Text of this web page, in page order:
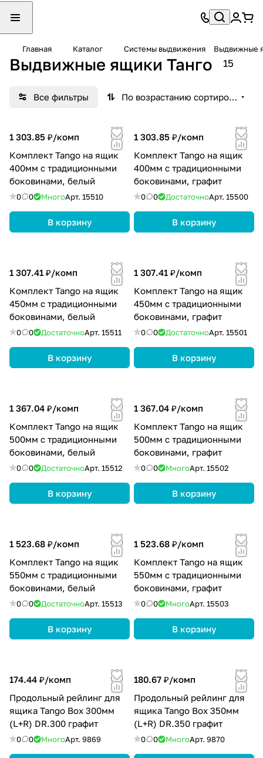
Главная Каталог Системы выдвижения Выдвижные
Выдвижные ящики Танго 15
Все фильтры
1 303.85 ₽/комп
Комплект Tango на ящик
400мм с традиционными
боковинами, белый
0 0 МногоАрт. 15510
В корзину
1 303.85 ₽/комп
Комплект Tango на ящик
400мм с традиционными
боковинами, графит
0 0 ДостаточноАрт. 15500
В корзину
1 307.41 ₽/комп
Комплект Tango на ящик
450мм с традиционными
боковинами, белый
0 0 ДостаточноАрт. 15511
В корзину
1 307.41 ₽/комп
Комплект Tango на ящик
450мм с традиционными
боковинами, графит
0 0 ДостаточноАрт. 15501
В корзину
1 367.04 ₽/комп
Комплект Tango на ящик
500мм с традиционными
боковинами, белый
0 0 ДостаточноАрт. 15512
В корзину
1 367.04 ₽/комп
Комплект Tango на ящик
500мм с традиционными
боковинами, графит
0 0 МногоАрт. 15502
В корзину
1 523.68 ₽/комп
Комплект Tango на ящик
550мм с традиционными
боковинами, белый
0 0 ДостаточноАрт. 15513
В корзину
1 523.68 ₽/комп
Комплект Tango на ящик
550мм с традиционными
боковинами, графит
0 0 МногоАрт. 15503
В корзину
174.44 ₽/комп
Продольный рейлинг для
ящика Tango Box 300мм
(L+R) DR.300 графит
0 0 МногоАрт. 9869
180.67 ₽/комп
Продольный рейлинг для
ящика Tango Box 350мм
(L+R) DR.350 графит
0 0 МногоАрт. 9870